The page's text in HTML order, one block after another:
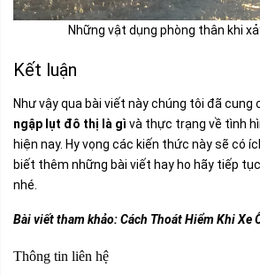
Những vật dụng phòng thân khi
Kết luận
Như vậy qua bài viết này chúng tôi đã cung
ngập lụt đô thị là gì và thực trạng về tình
hiện nay. Hy vọng các kiến thức này sẽ có
biết thêm những bài viết hay ho hãy tiếp
nhé.
Bài viết tham khảo:Cách Thoát Hiểm Khi Xe
Thông tin liên hệ